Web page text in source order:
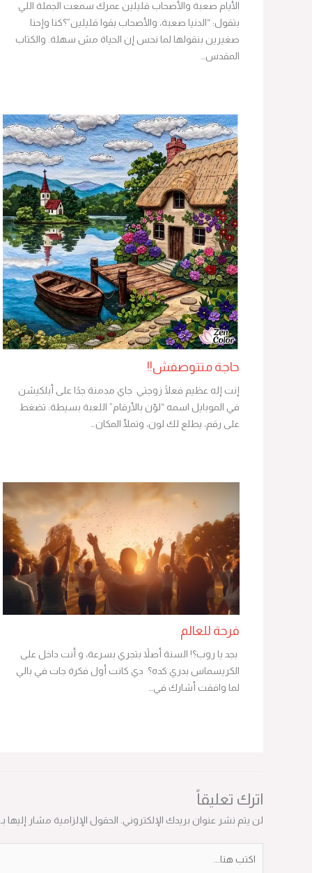
الأيام صعبة والأصحاب قليلين عمرك سمعت الجملة اللي
بتقول: “الدنيا صعبة، والأصحاب بقوا قليلين”؟كنا وإحنا
صغيرين بنقولها لما نحس إن الحياة مش سهلة. والكتاب
حاجة متتوصفش!!
إنت إله عظيم فعلًا زوجتي جاي مدمنة جدًا على أبلكيشن
في الموبايل اسمه “لوّن بالأرقام” اللعبة بسيطة: تضغط
على رقم، يطلع لك لون، وتملّا المكان…
فرحة للعالم
بجد يا روب؟! السنة أصلاً بتجري بسرعة، و أنت داخل على
الكريسماس بدري كده؟ دي كانت أول فكرة جات في بالي
لما وافقت أشارك في…
اترك تعليقاً
لن يتم نشر عنوان بريدك الإلكتروني. الحقول الإلزامية مشار إليها بـ *